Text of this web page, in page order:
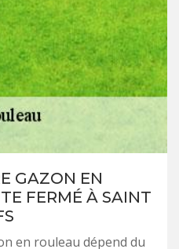
GAZON EN
FERMÉ À SAINT
en rouleau dépend du